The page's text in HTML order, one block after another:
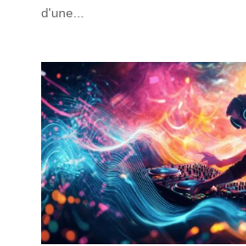
d'une...